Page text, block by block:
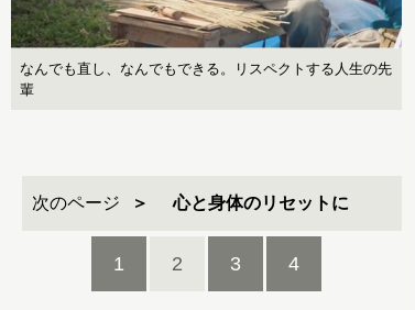
なんでも直し、なんでもできる。リスペクトする人生の先
輩
次のページ 心と身体のリセットに
1 2 3 4